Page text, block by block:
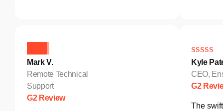
Mark V.
Remote Technical
Support
G2 Review
Kyle
CEO,
G2
The